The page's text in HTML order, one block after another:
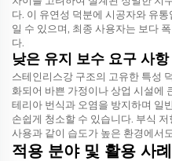
다. 이 유연성 덕분에 시공자와 유
일 수 있으며, 최종 사용자는 보다
다.
낮은 유지 보수 요구 사항
스테인리스강 구조의 고유한 특성
화되어 바쁜 가정이나 상업 시설에
테리아 번식과 오염을 방지하며 일
손쉽게 청소할 수 있습니다. 부식
사용과 같이 습도가 높은 환경에서
적용 분야 및 활용 사례